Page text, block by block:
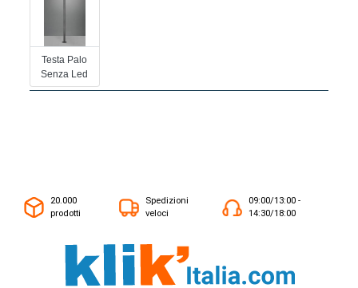
Testa Palo
Senza Led
20.000
prodotti
Spedizioni
veloci
09:00/13:00 -
14:30/18:00